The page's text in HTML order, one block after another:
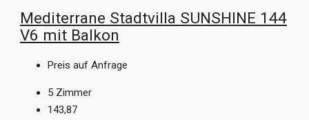
Mediterrane Stadtvilla SUNSHINE 144
V6 mit Balkon
Preis auf Anfrage
5 Zimmer
143,87